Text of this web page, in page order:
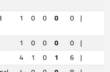
1 0 0 0 0 |
1 0 0 0 0 |
4 1 0 1 6 |